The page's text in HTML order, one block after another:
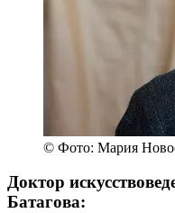
© Фото: Мария
Доктор
Батагова: